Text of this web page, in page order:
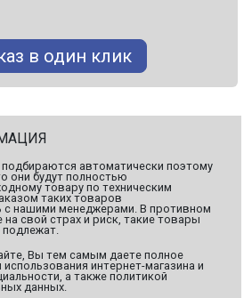
в один клик
автоматически поэтому
они будут полностью
товару по техническим
таких товаров
с нашими менеджерами. В противном
на свой страх и риск, такие товары
подлежат.
Вы тем самым даете полное
интернет-магазина и
а также политикой
данных.